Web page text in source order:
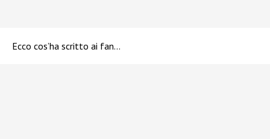
Ecco cos’ha scritto ai fan…